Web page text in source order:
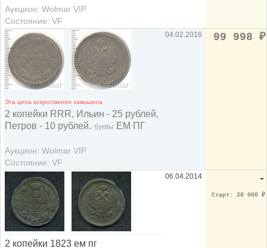
Аукцион: Wolmar VIP
Состояние: VF
Эта цена искусственно завышена
2 копейки RRR, Ильин - 25 рублей,
Петров - 10 рублей. буквы ЕМ ПГ
Аукцион: Wolmar VIP
Состояние: VF
04.02.2016 99 998 ₽
2 копейки 1823 ем пг
06.04.2014 -
Старт: 20 000 ₽